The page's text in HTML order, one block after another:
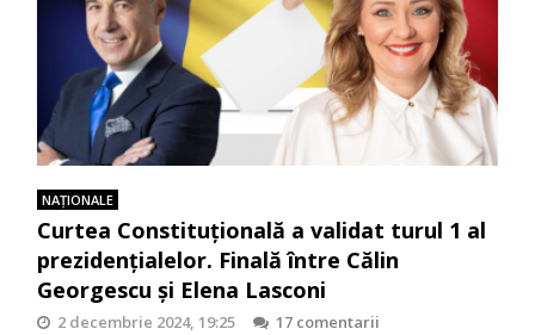
NAŢIONALE
Curtea Constituțională a validat turul 1 al
prezidențialelor. Finală între Călin
Georgescu și Elena Lasconi
2 decembrie 2024, 19:25
17 comentarii